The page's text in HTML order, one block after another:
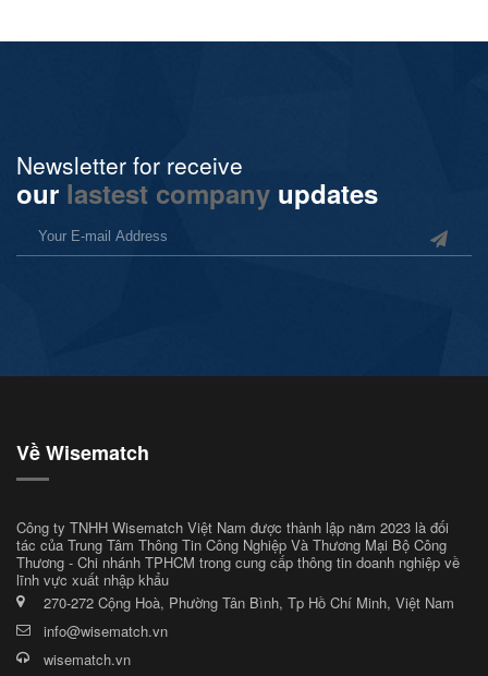
Newsletter for receive
our lastest company updates
Về Wisematch
Công ty TNHH Wisematch Việt Nam được thành lập năm 2023 là đối
tác của Trung Tâm Thông Tin Công Nghiệp Và Thương Mại Bộ Công
Thương - Chi nhánh TPHCM trong cung cấp thông tin doanh nghiệp về
lĩnh vực xuất nhập khẩu
270-272 Cộng Hoà, Phường Tân Bình, Tp Hồ Chí Minh, Việt Nam
info@wisematch.vn
wisematch.vn